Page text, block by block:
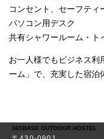
コンセント、セーフティ
パソコン用デスク
共有シャワールーム・ト
お一人様でもビジネス利
ーム」で、充実した宿泊
365BASE OUTDOOR HOSTEL